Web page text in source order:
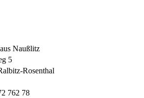
Naußlitz
5
Rosenthal
762 78